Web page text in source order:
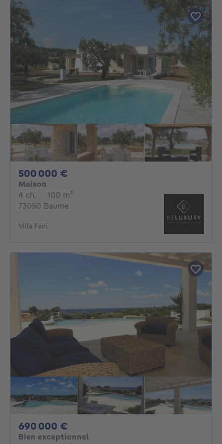
500 000 €
Maison
4 ch. 4 chambres
· 100 m²
73050 Baume
Villa Fani
690 000 €
Bien exceptionnel